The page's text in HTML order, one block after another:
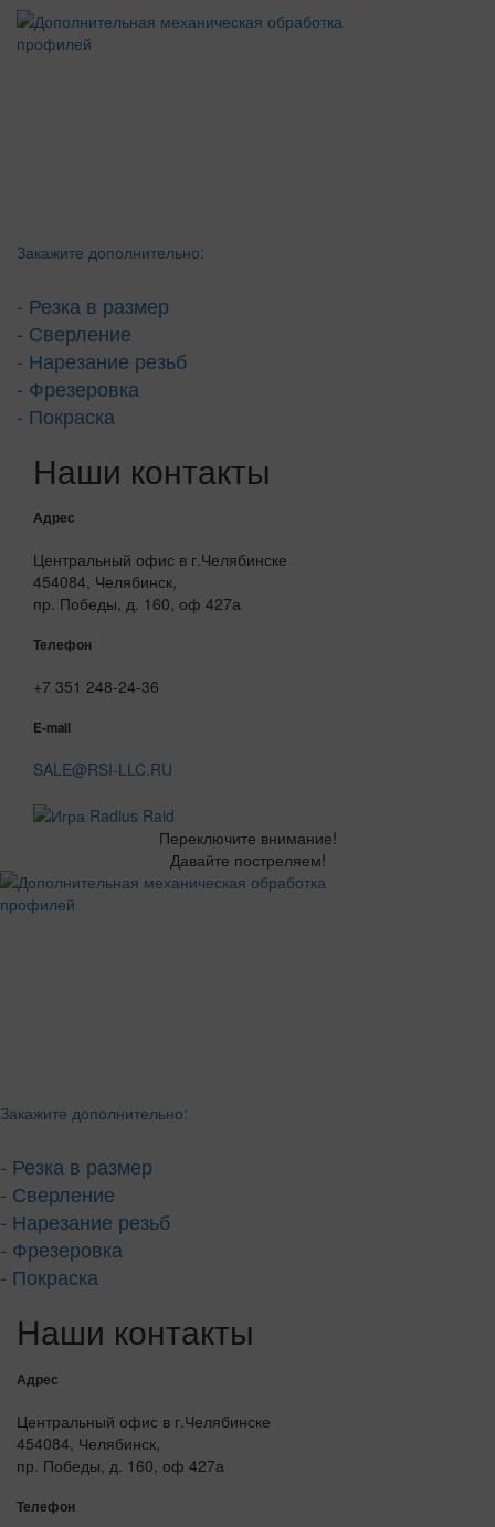
Закажите дополнительно:
- Резка в размер
- Сверление
- Нарезание резьб
- Фрезеровка
- Покраска
Наши контакты
Адрес
Центральный офис в г.Челябинске
454084, Челябинск,
пр. Победы, д. 160, оф 427а
Телефон
+7 351 248-24-36
E-mail
SALE@RSI-LLC.RU
Переключите внимание!
Давайте постреляем!
Закажите дополнительно:
- Резка в размер
- Сверление
- Нарезание резьб
- Фрезеровка
- Покраска
Наши контакты
Адрес
Центральный офис в г.Челябинске
454084, Челябинск,
пр. Победы, д. 160, оф 427а
Телефон